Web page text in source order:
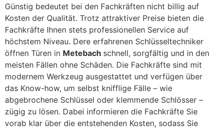
Günstig bedeutet bei den Fachkräften nicht billig auf
Kosten der Qualität. Trotz attraktiver Preise bieten die
Fachkräfte Ihnen stets professionellen Service auf
höchstem Niveau. Dere erfahrenen Schlüsseltechniker
öffnen Türen in Metebach schnell, sorgfältig und in den
meisten Fällen ohne Schäden. Die Fachkräfte sind mit
modernem Werkzeug ausgestattet und verfügen über
das Know-how, um selbst knifflige Fälle – wie
abgebrochene Schlüssel oder klemmende Schlösser –
zügig zu lösen. Dabei informieren die Fachkräfte Sie
vorab klar über die entstehenden Kosten, sodass Sie